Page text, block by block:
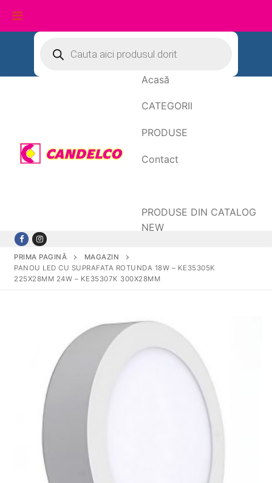
conținut
search
Acasă
CATEGORII
PRODUSE
Contact
PRODUSE DIN CATALOG
NEW
PRIMA PAGINĂ
MAGAZIN
PANOU LED CU SUPRAFATA ROTUNDA 18W – KE35305K
225X28MM 24W – KE35307K 300X28MM